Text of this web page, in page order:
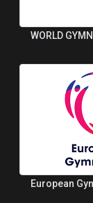
WORLD
European